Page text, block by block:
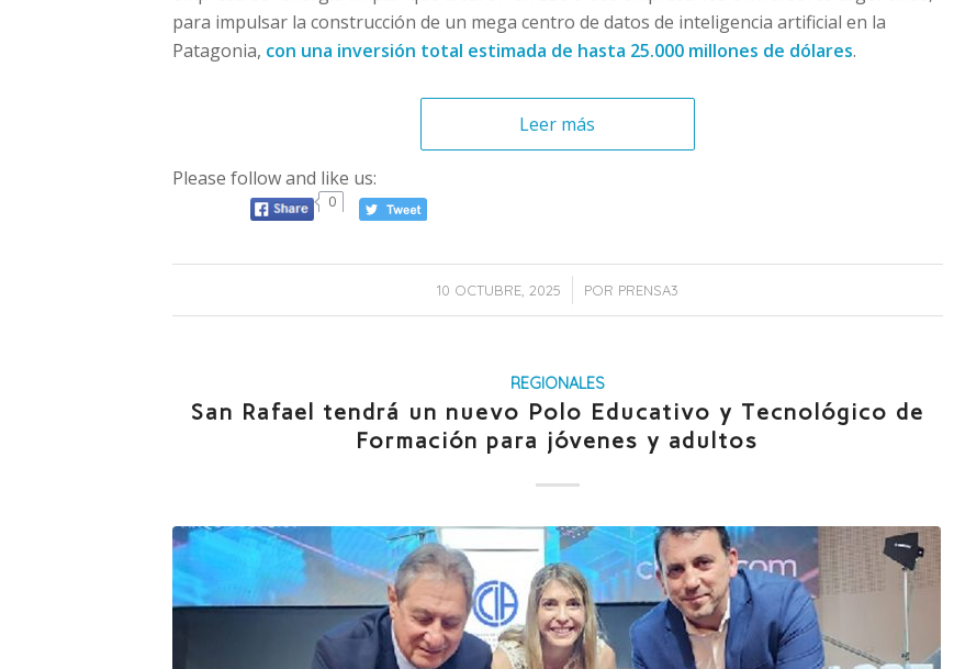
para impulsar la construcción de un mega centro de datos de inteligencia artificial en la
Patagonia, con una inversión total estimada de hasta 25.000 millones de dólares.
Leer más
Please follow and like us:
0
10 OCTUBRE, 2025
/ POR PRENSA3
REGIONALES
San Rafael tendrá un nuevo Polo Educativo y Tecnológico de
Formación para jóvenes y adultos